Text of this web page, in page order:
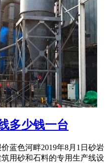
多少钱一台
蓝色河畔2019年8月1日砂岩
用砂和石料的专用生产线设